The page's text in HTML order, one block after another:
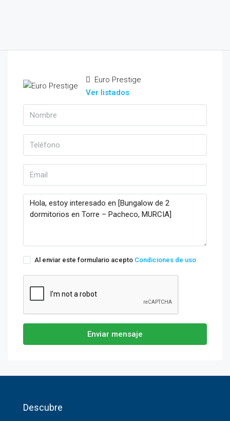
Euro Prestige
Ver listados
Al enviar este formulario acepto Condiciones de uso
Enviar mensaje
Descubre